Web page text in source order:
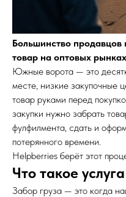
Большинство продавцов
товар на оптовых
Южные ворота — это
месте, низкие закупочные
товар руками перед
закупки нужно забрать
фулфилмента, сдать и
потерянного времени.
Helpberries берёт этот
Что такое
Забор груза — это когда